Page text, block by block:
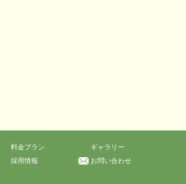
料金プラン
ギャラリー
採用情報
お問い合わせ